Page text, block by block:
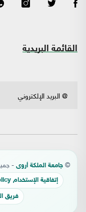
القائمة البريدية
© جامعة الملكة أروى - جميع
إتفاقية الإستخدام Privacy Policy
فريق